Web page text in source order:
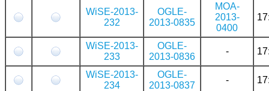
WiSE-2013-
232
OGLE-
2013-0835
MOA-
2013-
0400
WiSE-2013-
233
OGLE-
2013-0836
-
WiSE-2013-
234
OGLE-
2013-0837
-